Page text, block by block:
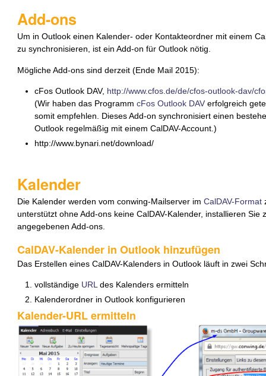
Add-ons
Um in Outlook einen Kalender- oder Kontakteordner mit einem
zu synchronisieren, ist ein Add-on für Outlook nötig.
Mögliche Add-ons sind derzeit (Ende Mail 2015):
cFos Outlook DAV, http://www.cfos.de/de/cfos-outlook-dav/
(Wir haben das Programm cFos Outlook DAVerfolgreich
somit empfehlen. Dieses Add-on synchronisiert einen
Outlook regelmäßig mit einem CalDAV-Account.)
http://www.bynari.net/download/
Kalender
Die Kalender werden vom conwing-Mailserver imCalDAV-Format
unterstützt ohne Add-ons keine CalDAV-Kalender, installieren Sie
angegebenen Add-ons.
CalDAV-Kalender in Outlook hinzufügen
Das Erstellen eines CalDAV-Kalenders in Outlook läuft in zwei
vollständige URL des Kalenders ermitteln
Kalenderordner in Outlook konfigurieren
Kalender-URL ermitteln